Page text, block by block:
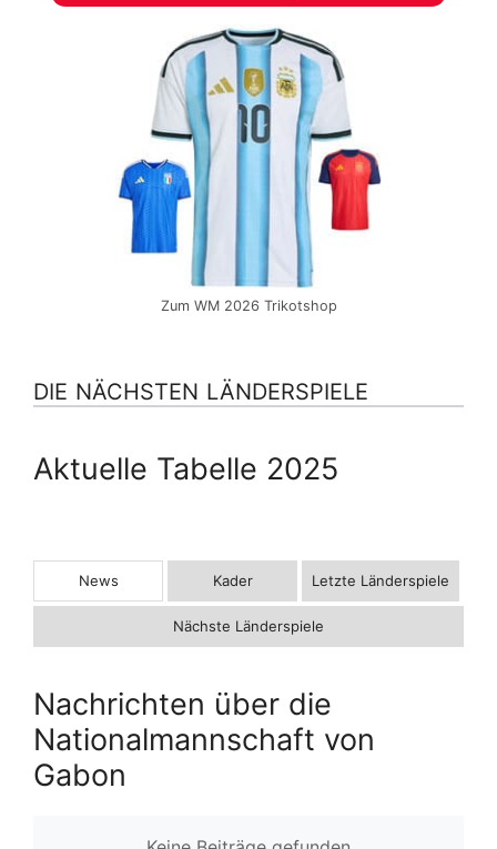
Zum WM 2026 Trikotshop
DIE NÄCHSTEN LÄNDERSPIELE
Aktuelle Tabelle 2025
News Kader Letzte Länderspiele
Nächste Länderspiele
Nachrichten über die
Nationalmannschaft von
Gabon